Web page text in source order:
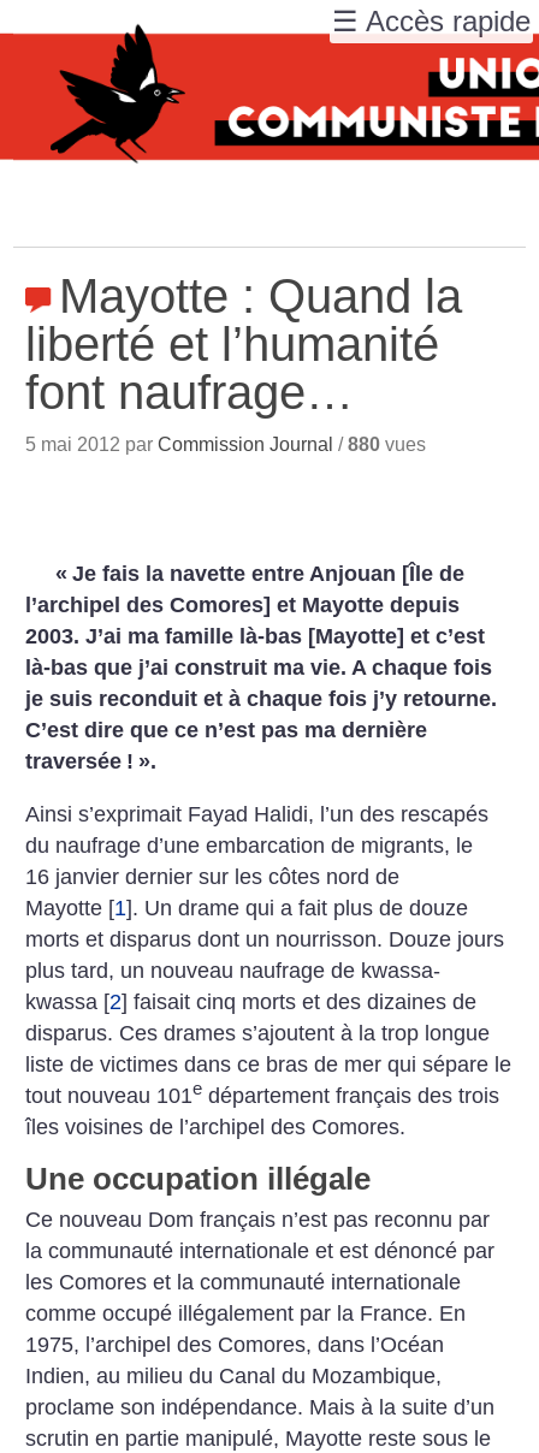
Mayotte : Quand la
liberté et l’humanité
font naufrage…
5 mai 2012 parCommission Journal /880 vues
« Je fais la navette entre Anjouan [Île de
l’archipel des Comores] et Mayotte depuis
2003. J’ai ma famille là-bas [Mayotte] et c’est
là-bas que j’ai construit ma vie. A chaque fois
je suis reconduit et à chaque fois j’y retourne.
C’est dire que ce n’est pas ma dernière
traversée ! ».
Ainsi s’exprimait Fayad Halidi, l’un des rescapés
du naufrage d’une embarcation de migrants, le
16 janvier dernier sur les côtes nord de
Mayotte [1]. Un drame qui a fait plus de douze
morts et disparus dont un nourrisson. Douze jours
plus tard, un nouveau naufrage de kwassa-
kwassa [2] faisait cinq morts et des dizaines de
disparus. Ces drames s’ajoutent à la trop longue
liste de victimes dans ce bras de mer qui sépare le
tout nouveau 101e département français des trois
îles voisines de l’archipel des Comores.
Une occupation illégale
Ce nouveau Dom français n’est pas reconnu par
la communauté internationale et est dénoncé par
les Comores et la communauté internationale
comme occupé illégalement par la France. En
1975, l’archipel des Comores, dans l’Océan
Indien, au milieu du Canal du Mozambique,
proclame son indépendance. Mais à la suite d’un
scrutin en partie manipulé, Mayotte reste sous le
☰ Accès rapide